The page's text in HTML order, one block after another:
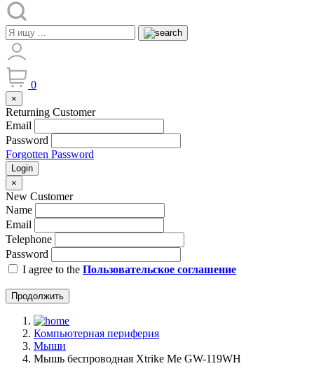
0
×
Returning Customer
Email
Password
Forgotten Password
Login
×
New Customer
Name
Email
Telephone
Password
I agree to the Пользовательское соглашение
Продолжить
Компьютерная периферия
Мыши
Мышь беспроводная Xtrike Me GW-119WH